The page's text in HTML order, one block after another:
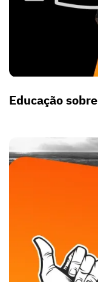
Educação